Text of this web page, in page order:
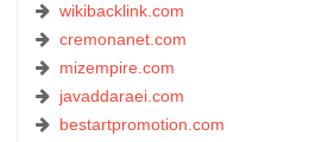
wikibacklink.com
cremonanet.com
mizempire.com
javaddaraei.com
bestartpromotion.com